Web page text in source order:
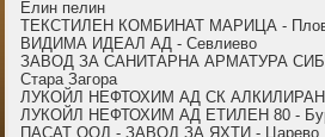
Елин пелин
ТЕКСТИЛЕН КОМБИНАТ МАРИЦА -
ВИДИМА ИДЕАЛ АД - Севлиево
ЗАВОД ЗА САНИТАРНА АРМАТУРА
Стара Загора
ЛУКОЙЛ НЕФТОХИМ АД СК
ЛУКОЙЛ НЕФТОХИМ АД ЕТИЛЕН 80 -
ПАСАТ ООД - ЗАВОД ЗА ЯХТИ - Царево